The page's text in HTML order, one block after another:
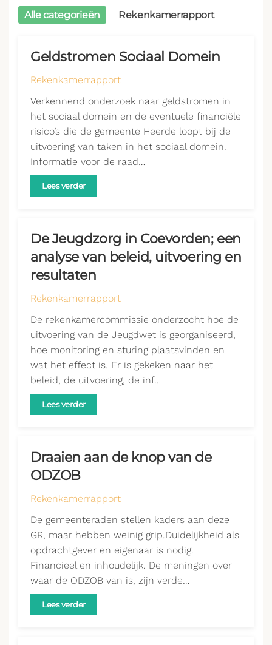
Alle categorieën Rekenkamerrapport
Geldstromen Sociaal Domein
Rekenkamerrapport
Verkennend onderzoek naar geldstromen in
het sociaal domein en de eventuele financiële
risico’s die de gemeente Heerde loopt bij de
uitvoering van taken in het sociaal domein.
Informatie voor de raad…
Lees verder
De Jeugdzorg in Coevorden; een
analyse van beleid, uitvoering en
resultaten
Rekenkamerrapport
De rekenkamercommissie onderzocht hoe de
uitvoering van de Jeugdwet is georganiseerd,
hoe monitoring en sturing plaatsvinden en
wat het effect is. Er is gekeken naar het
beleid, de uitvoering, de inf…
Lees verder
Draaien aan de knop van de
ODZOB
Rekenkamerrapport
De gemeenteraden stellen kaders aan deze
GR, maar hebben weinig grip.Duidelijkheid als
opdrachtgever en eigenaar is nodig.
Financieel en inhoudelijk. De meningen over
waar de ODZOB van is, zijn verde…
Lees verder